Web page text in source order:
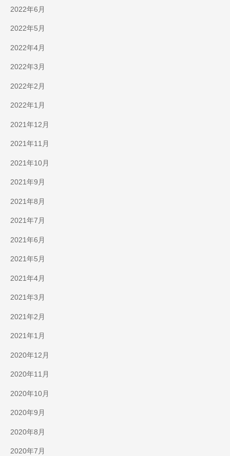
2022年6月
2022年5月
2022年4月
2022年3月
2022年2月
2022年1月
2021年12月
2021年11月
2021年10月
2021年9月
2021年8月
2021年7月
2021年6月
2021年5月
2021年4月
2021年3月
2021年2月
2021年1月
2020年12月
2020年11月
2020年10月
2020年9月
2020年8月
2020年7月